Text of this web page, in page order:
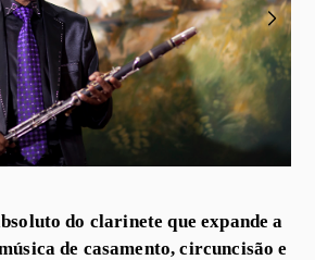
do clarinete que expande a
de casamento, circuncisão e